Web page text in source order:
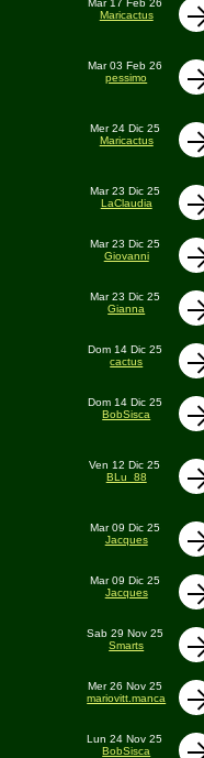
Mar 17 Feb 26
Maricactus
Mar 03 Feb 26
pessimo
Mer 24 Dic 25
Maricactus
Mar 23 Dic 25
LaClaudia
Mar 23 Dic 25
Giovanni
Mar 23 Dic 25
Gianna
Dom 14 Dic 25
cactus
Dom 14 Dic 25
BobSisca
Ven 12 Dic 25
BLu_88
Mar 09 Dic 25
Jacques
Mar 09 Dic 25
Jacques
Sab 29 Nov 25
Smarts
Mer 26 Nov 25
mariovitt.manca
Lun 24 Nov 25
BobSisca